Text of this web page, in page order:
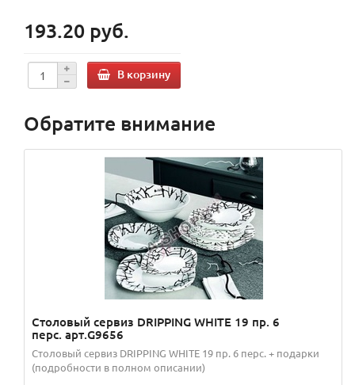
193.20 руб.
В корзину
Обратите внимание
Столовый сервиз DRIPPING WHITE 19 пр. 6
перс. арт.G9656
Столовый сервиз DRIPPING WHITE 19 пр. 6 перс. + подарки
(подробности в полном описании)